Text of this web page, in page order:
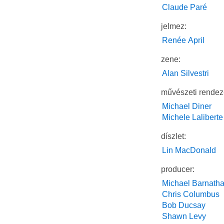
Claude Paré
jelmez:
Renée April
zene:
Alan Silvestri
művészeti
Michael Diner
Michele Laliberte
díszlet:
Lin MacDonald
producer:
Michael
Chris Columbus
Bob Ducsay
Shawn Levy